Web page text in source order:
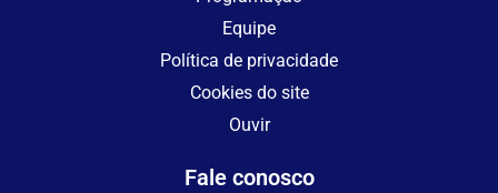
Equipe
Política de privacidade
Cookies do site
Ouvir
Fale conosco